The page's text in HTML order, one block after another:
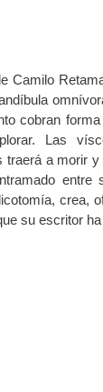
Camilo
cobran
Las
traerá a morir
crea,
su escritor